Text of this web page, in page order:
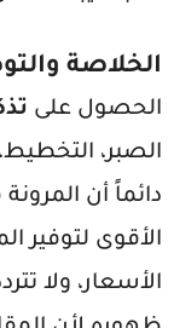
الخلاصة
الحصول على
الصبر،
دائماً أن
الأقوى لتوفير
الأسعار، ولا